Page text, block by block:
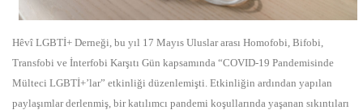
Hêvî LGBTİ+ Derneği, bu yıl 17 Mayıs Uluslar arası Homofobi, Bifobi,
Transfobi ve İnterfobi Karşıtı Gün kapsamında “COVID-19 Pandemisinde
Mülteci LGBTİ+’lar” etkinliği düzenlemişti. Etkinliğin ardından yapılan
paylaşımlar derlenmiş, bir katılımcı pandemi koşullarında yaşanan sıkıntıları